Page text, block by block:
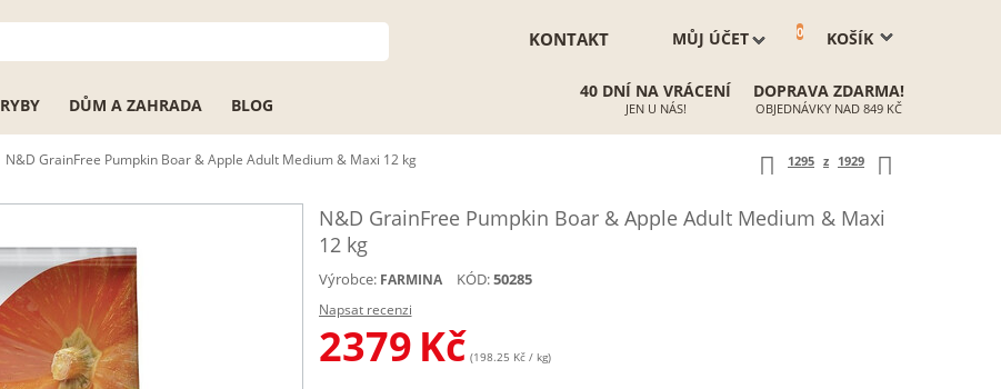
KOŠÍK
0
MŮJ ÚČET
KONTAKT
RYBY DŮM A ZAHRADA BLOG
40 DNÍ NA VRÁCENÍ
JEN U NÁS!
DOPRAVA ZDARMA!
OBJEDNÁVKY NAD 849 KČ
N&D GrainFree Pumpkin Boar & Apple Adult Medium & Maxi 12 kg 1295 z 1929
N&D GrainFree Pumpkin Boar & Apple Adult Medium & Maxi
12 kg
Výrobce: FARMINA KÓD:50285
Napsat recenzi
2379 Kč (198.25 Kč / kg)